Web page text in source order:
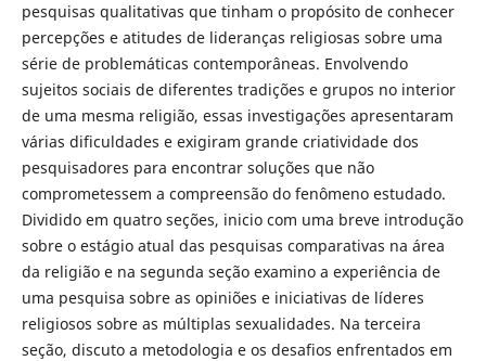
pesquisas qualitativas que tinham o propósito de conhecer
percepções e atitudes de lideranças religiosas sobre uma
série de problemáticas contemporâneas. Envolvendo
sujeitos sociais de diferentes tradições e grupos no interior
de uma mesma religião, essas investigações apresentaram
várias dificuldades e exigiram grande criatividade dos
pesquisadores para encontrar soluções que não
comprometessem a compreensão do fenômeno estudado.
Dividido em quatro seções, inicio com uma breve introdução
sobre o estágio atual das pesquisas comparativas na área
da religião e na segunda seção examino a experiência de
uma pesquisa sobre as opiniões e iniciativas de líderes
religiosos sobre as múltiplas sexualidades. Na terceira
seção, discuto a metodologia e os desafios enfrentados em